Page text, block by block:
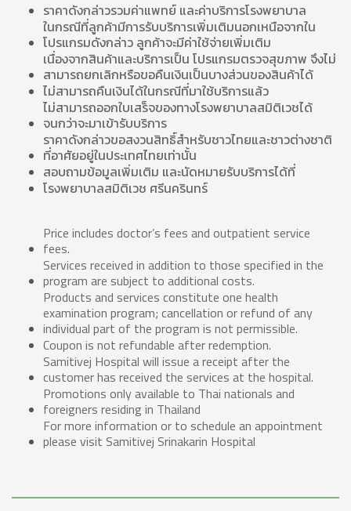
ราคาดังกล่าวรวมค่าแพทย์ และค่าบริการโรงพยาบาล
ในกรณีที่ลูกค้ามีการรับบริการเพิ่มเติมนอกเหนือจากใน
โปรแกรมดังกล่าว ลูกค้าจะมีค่าใช้จ่ายเพิ่มเติม
เนื่องจากสินค้าและบริการเป็น โปรแกรมตรวจสุขภาพ จึงไม่
สามารถยกเลิกหรือขอคืนเงินเป็นบางส่วนของสินค้าได้
ไม่สามารถคืนเงินได้ในกรณีที่มาใช้บริการแล้ว
ไม่สามารถออกใบเสร็จของทางโรงพยาบาลสมิติเวชได้
จนกว่าจะมาเข้ารับบริการ
ราคาดังกล่าวขอสงวนสิทธิ์สำหรับชาวไทยและชาวต่างชาติ
ที่อาศัยอยู่ในประเทศไทยเท่านั้น
สอบถามข้อมูลเพิ่มเติม และนัดหมายรับบริการได้ที่
โรงพยาบาลสมิติเวช ศรีนครินทร์
Price includes doctor’s fees and outpatient service
fees.
Services received in addition to those specified in the
program are subject to additional costs.
Products and services constitute one health
examination program; cancellation or refund of any
individual part of the program is not permissible.
Coupon is not refundable after redemption.
Samitivej Hospital will issue a receipt after the
customer has received the services at the hospital.
Promotions only available to Thai nationals and
foreigners residing in Thailand
For more information or to schedule an appointment
please visit Samitivej Srinakarin Hospital